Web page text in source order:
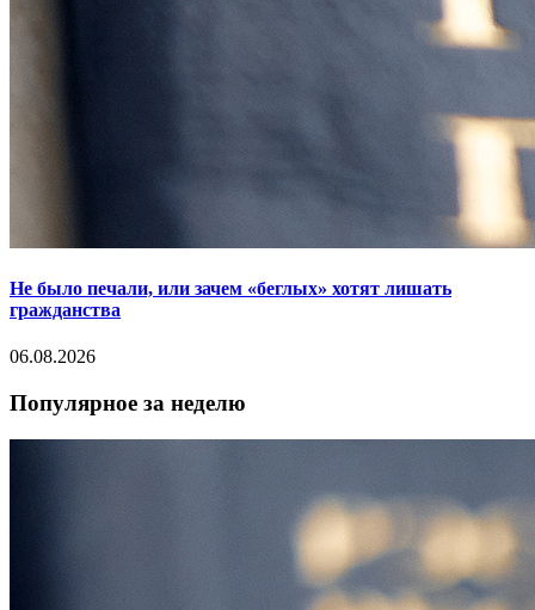
Не было печали, или зачем «беглых» хотят лишать
гражданства
06.08.2026
Популярное за неделю